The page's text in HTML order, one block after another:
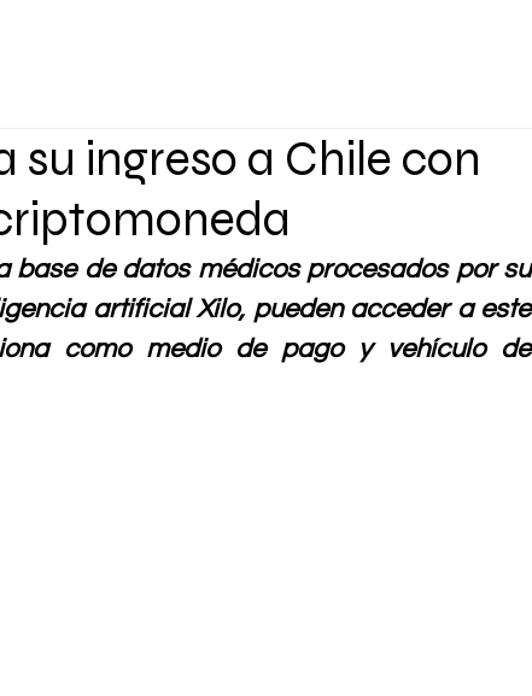
su ingreso a Chile con
base de datos médicos procesados por su
artificial Xilo, pueden acceder a este
como medio de pago y vehículo de